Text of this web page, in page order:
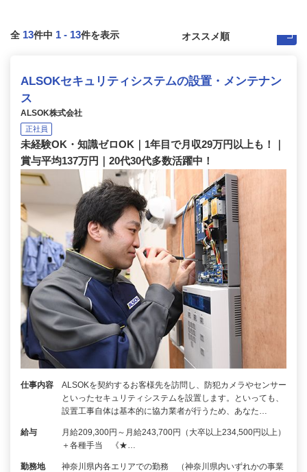
全 13件中 1 - 13件を表示
ALSOKセキュリティシステムの設置・メンテナン
ス
ALSOK株式会社
正社員
未経験OK・知識ゼロOK｜1年目で月収29万円以上も！｜
賞与平均137万円｜20代30代多数活躍中！
仕事内容
ALSOKを契約するお客様先を訪問し、防犯カメラやセンサー
といったセキュリティシステムを設置します。といっても、
設置工事自体は基本的に協力業者が行うため、あなた…
給与
月給209,300円～月給243,700円（大卒以上234,500円以上）
＋各種手当 《★…
勤務地
神奈川県内各エリアでの勤務 （神奈川県内いずれかの事業